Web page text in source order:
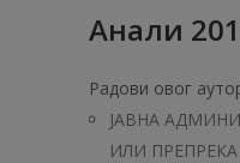
Анали
Радови овог
ЈАВНА
ИЛИ